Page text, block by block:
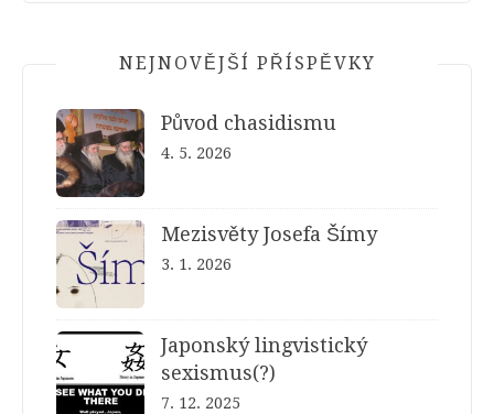
NEJNOVĚJŠÍ PŘÍSPĚVKY
Původ chasidismu
4. 5. 2026
Mezisvěty Josefa Šímy
3. 1. 2026
Japonský lingvistický
sexismus(?)
7. 12. 2025